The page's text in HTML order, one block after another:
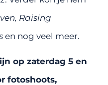
Raising
en nog veel meer.
op zaterdag 5 en
fotoshoots,